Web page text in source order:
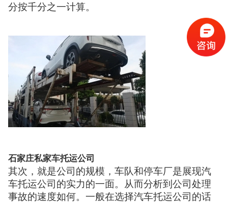
分按千分之一计算。
石家庄私家车托运公司
其次，就是公司的规模，车队和停车厂是展现汽
车托运公司的实力的一面。从而分析到公司处理
事故的速度如何。一般在选择汽车托运公司的话